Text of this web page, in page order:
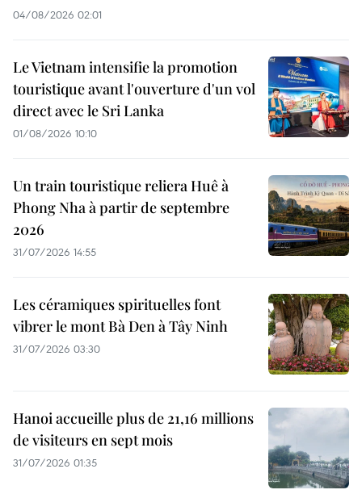
04/08/2026 02:01
Le Vietnam intensifie la promotion
touristique avant l'ouverture d'un vol
direct avec le Sri Lanka
01/08/2026 10:10
Un train touristique reliera Huê à
Phong Nha à partir de septembre
2026
31/07/2026 14:55
Les céramiques spirituelles font
vibrer le mont Bà Den à Tây Ninh
31/07/2026 03:30
Hanoi accueille plus de 21,16 millions
de visiteurs en sept mois ​
31/07/2026 01:35